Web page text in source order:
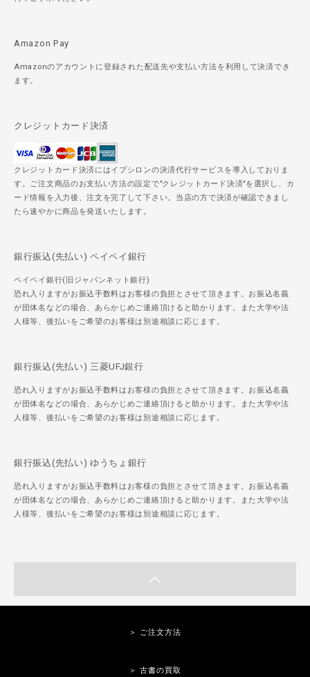
Amazon Pay
Amazonのアカウントに登録された配送先や支払い方法を利用して決済でき
ます。
クレジットカード決済
クレジットカード決済にはイプシロンの決済代行サービスを導入しておりま
す。ご注文商品のお支払い方法の設定で"クレジットカード決済"を選択し、カ
ード情報を入力後、注文を完了して下さい。当店の方で決済が確認できまし
たら速やかに商品を発送いたします。
銀行振込(先払い) ペイペイ銀行
ペイペイ銀行(旧ジャパンネット銀行)
恐れ入りますがお振込手数料はお客様の負担とさせて頂きます。お振込名義
が団体名などの場合、あらかじめご連絡頂けると助かります。また大学や法
人様等、後払いをご希望のお客様は別途相談に応じます。
銀行振込(先払い) 三菱UFJ銀行
恐れ入りますがお振込手数料はお客様の負担とさせて頂きます。お振込名義
が団体名などの場合、あらかじめご連絡頂けると助かります。また大学や法
人様等、後払いをご希望のお客様は別途相談に応じます。
銀行振込(先払い) ゆうちょ銀行
恐れ入りますがお振込手数料はお客様の負担とさせて頂きます。お振込名義
が団体名などの場合、あらかじめご連絡頂けると助かります。また大学や法
人様等、後払いをご希望のお客様は別途相談に応じます。
＞ ご注文方法
＞ 古書の買取